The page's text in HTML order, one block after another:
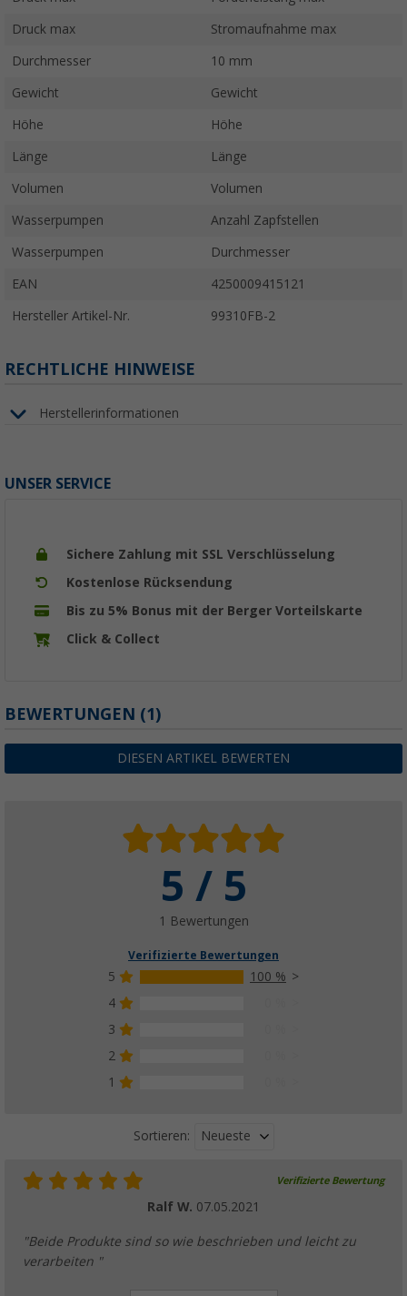
Druck max Stromaufnahme max
Durchmesser 10 mm
Gewicht Gewicht
Höhe Höhe
Länge Länge
Volumen Volumen
Wasserpumpen Anzahl Zapfstellen
Wasserpumpen Durchmesser
EAN 4250009415121
Hersteller Artikel-Nr. 99310FB-2
RECHTLICHE HINWEISE
Herstellerinformationen
UNSER SERVICE
Sichere Zahlung mit SSL Verschlüsselung
Kostenlose Rücksendung
Bis zu 5% Bonus mit der Berger Vorteilskarte
Click & Collect
BEWERTUNGEN (1)
DIESEN ARTIKEL BEWERTEN
5 / 5
1 Bewertungen
Verifizierte Bewertungen
5
100 %
4
3
2
1
Sortieren: Neueste
Verifizierte Bewertung
Ralf W. 07.05.2021
"Beide Produkte sind so wie beschrieben und leicht zu
verarbeiten "